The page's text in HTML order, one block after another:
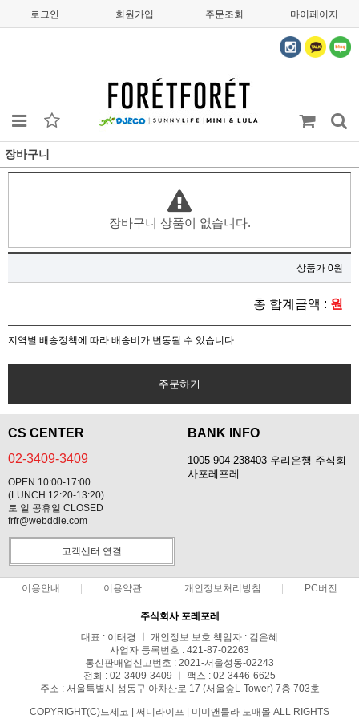
로그인 회원가입 주문조회 마이페이지
장바구니
장바구니 상품이 없습니다.
상품가 0원
총 합계금액 : 원
지역별 배송정책에 따라 배송비가 변동될 수 있습니다.
주문하기
CS CENTER
02-3409-3409
OPEN 10:00-17:00
(LUNCH 12:20-13:20)
토 일 공휴일 CLOSED
frfr@webddle.com
BANK INFO
1005-904-238403 우리은행 주식회
사포레포레
고객센터 연결
이용안내 이용약관 개인정보처리방침 PC버전
주식회사 포레포레
대표 : 이태경 ㅣ 개인정보 보호 책임자 : 김은혜
사업자 등록번호 : 421-87-02263
통신판매업신고번호 : 2021-서울성동-02243
전화 : 02-3409-3409 ㅣ 팩스 : 02-3446-6625
주소 : 서울특별시 성동구 아차산로 17 (서울숲L-Tower) 7층 703호
COPYRIGHT(C)드제코 | 써니라이프 | 미미앤룰라 도매몰 ALL RIGHTS